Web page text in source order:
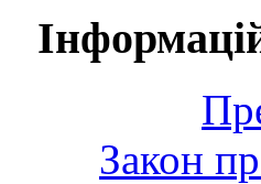
Закон